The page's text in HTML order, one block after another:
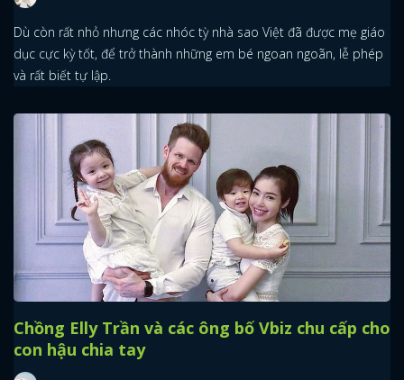
Dù còn rất nhỏ nhưng các nhóc tỳ nhà sao Việt đã được mẹ giáo
dục cực kỳ tốt, để trở thành những em bé ngoan ngoãn, lễ phép
và rất biết tự lập.
Chồng Elly Trần và các ông bố Vbiz chu cấp cho
con hậu chia tay